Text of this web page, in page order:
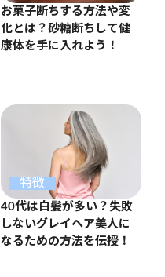
お菓子断ちする方法や変
化とは？砂糖断ちして健
康体を手に入れよう！
特徴
40代は白髪が多い？失敗
しないグレイヘア美人に
なるための方法を伝授！